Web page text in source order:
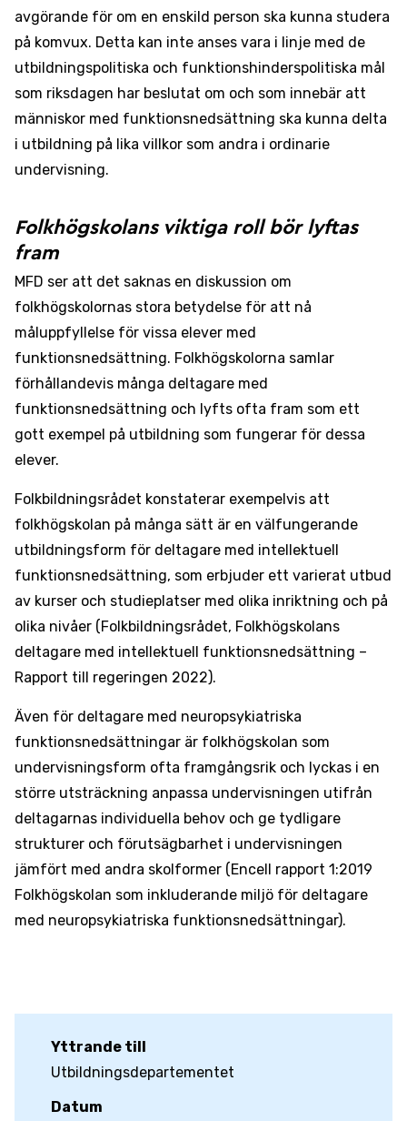
avgörande för om en enskild person ska kunna studera
på komvux. Detta kan inte anses vara i linje med de
utbildningspolitiska och funktionshinderspolitiska mål
som riksdagen har beslutat om och som innebär att
människor med funktionsnedsättning ska kunna delta
i utbildning på lika villkor som andra i ordinarie
undervisning.
Folkhögskolans viktiga roll bör lyftas
fram
MFD ser att det saknas en diskussion om
folkhögskolornas stora betydelse för att nå
måluppfyllelse för vissa elever med
funktionsnedsättning. Folkhögskolorna samlar
förhållandevis många deltagare med
funktionsnedsättning och lyfts ofta fram som ett
gott exempel på utbildning som fungerar för dessa
elever.
Folkbildningsrådet konstaterar exempelvis att
folkhögskolan på många sätt är en välfungerande
utbildningsform för deltagare med intellektuell
funktionsnedsättning, som erbjuder ett varierat utbud
av kurser och studieplatser med olika inriktning och på
olika nivåer (Folkbildningsrådet, Folkhögskolans
deltagare med intellektuell funktionsnedsättning –
Rapport till regeringen 2022).
Även för deltagare med neuropsykiatriska
funktionsnedsättningar är folkhögskolan som
undervisningsform ofta framgångsrik och lyckas i en
större utsträckning anpassa undervisningen utifrån
deltagarnas individuella behov och ge tydligare
strukturer och förutsägbarhet i undervisningen
jämfört med andra skolformer (Encell rapport 1:2019
Folkhögskolan som inkluderande miljö för deltagare
med neuropsykiatriska funktionsnedsättningar).
Yttrande till
Utbildningsdepartementet
Datum